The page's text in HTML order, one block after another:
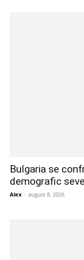
Bulgaria se
demografic
Alex - august 8, 2026